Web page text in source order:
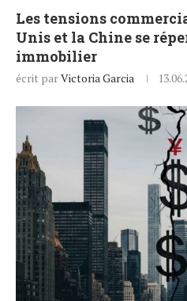
Les tensions
Unis et la Chine se
immobilier
écrit parVictoria Garcia